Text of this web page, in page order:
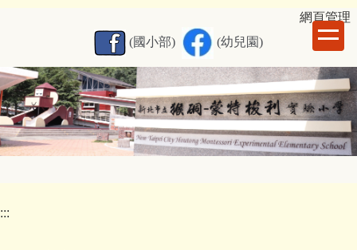
要
內
容
區
網頁管理
(國小部)
(幼兒園)
:::